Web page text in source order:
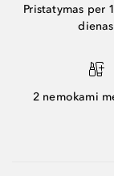
Pristatymas per
dienas
2 nemokami